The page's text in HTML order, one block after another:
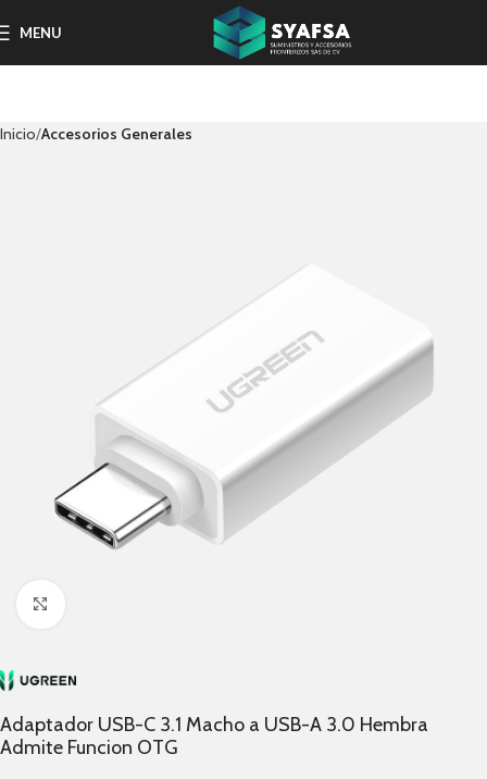
MENU
Inicio Accesorios Generales
Adaptador USB-C 3.1 Macho a USB-A 3.0 Hembra
Admite Funcion OTG